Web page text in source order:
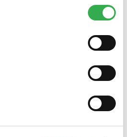
mohli používať všetky tieto